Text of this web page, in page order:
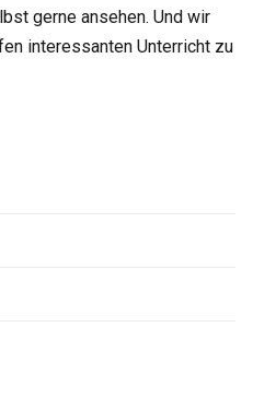
gerne ansehen. Und wir
interessanten Unterricht zu